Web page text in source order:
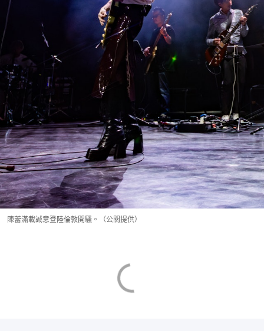
陳蕾滿載誠意登陸倫敦開騷。（公關提供）